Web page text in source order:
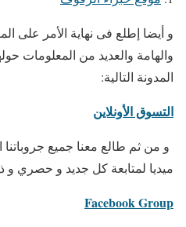
و أيضا إطلع فى نهاية الأمر على
والهامة والعديد من المعلومات
المدونة التالية:
التسوق الأونلاين
و من ثم طالع معنا جميع
ميديا لمتابعة كل جديد و حصري و
Facebook Group